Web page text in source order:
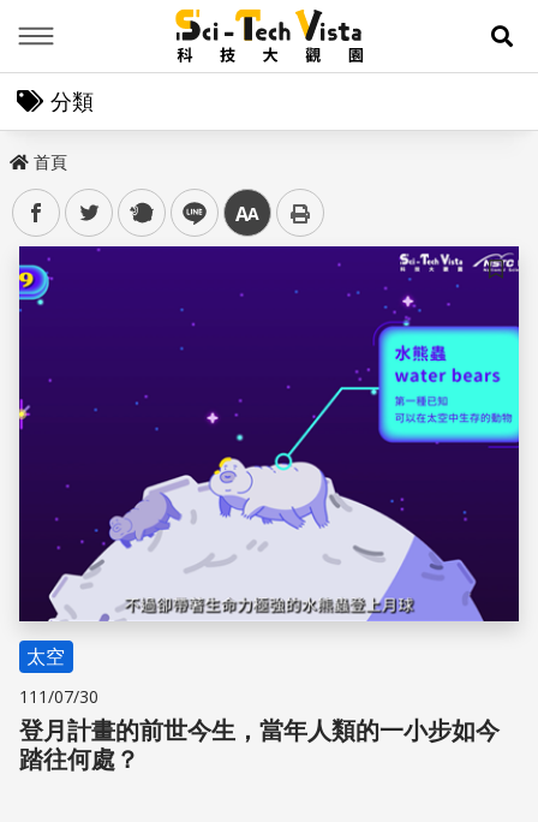
展
分類
首頁
facebooktwitter plurk line 中
儲存
太空
111/07/30
登月計畫的前世今生，當年人類的一小步如今
踏往何處？